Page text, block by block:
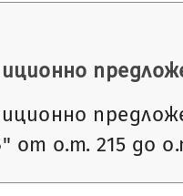
от о.т. 215 до